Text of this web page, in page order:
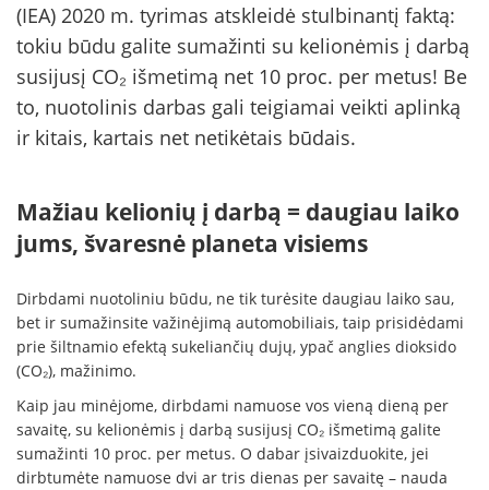
(IEA) 2020 m. tyrimas atskleidė stulbinantį faktą:
tokiu būdu galite sumažinti su kelionėmis į darbą
susijusį CO₂ išmetimą net 10 proc. per metus! Be
to, nuotolinis darbas gali teigiamai veikti aplinką
ir kitais, kartais net netikėtais būdais.
Mažiau kelionių į darbą = daugiau laiko
jums, švaresnė planeta visiems
Dirbdami nuotoliniu būdu, ne tik turėsite daugiau laiko sau,
bet ir sumažinsite važinėjimą automobiliais, taip prisidėdami
prie šiltnamio efektą sukeliančių dujų, ypač anglies dioksido
(CO₂), mažinimo.
Kaip jau minėjome, dirbdami namuose vos vieną dieną per
savaitę, su kelionėmis į darbą susijusį CO₂ išmetimą galite
sumažinti 10 proc. per metus. O dabar įsivaizduokite, jei
dirbtumėte namuose dvi ar tris dienas per savaitę – nauda